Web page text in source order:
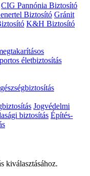
CIG Pannónia Biztosító
Biztosító Gránit
K&H Biztosító
életbiztosítás
Jogvédelmi
biztosítás Építés-
kiválasztásához.